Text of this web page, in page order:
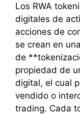
Los RWA
digitales de
acciones de
se crean en
de
propiedad de
digital, el cual
vendido o
trading. Cada